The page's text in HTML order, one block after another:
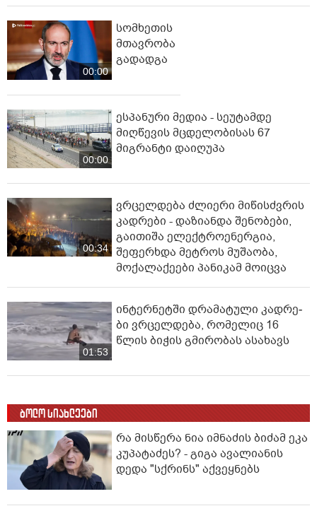
00:00
სომხეთის
მთავრობა
გადადგა
00:00
ესპანური მედია - სეუტამდე
მიღწევის მცდელობისას 67
მიგრანტი დაიღუპა
00:34
ვრცელდება ძლიერი მიწისძვრის
კადრები - დაზიანდა შენობები,
გაითიშა ელექტროენერგია,
შეფერხდა მეტროს მუშაობა,
მოქალაქეები პანიკამ მოიცვა
01:53
ინ­ტერ­ნეტ­ში დრა­მა­ტუ­ლი კად­რე­
ბი ვრცელდება, რომელიც 16
წლის ბიჭის გმირობას ასახავს
ბოლო სიახლეები
რა მისწერა ნია იმნაძის ბიძამ ეკა
კუპატაძეს? - გიგა ავალიანის
დედა "სქრინს" აქვეყნებს